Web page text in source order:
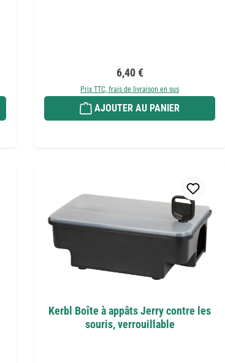
Prix régulier :
6,40 €
Prix TTC, frais de livraison en sus
AJOUTER AU PANIER
Kerbl Boîte à appâts Jerry contre les
souris, verrouillable